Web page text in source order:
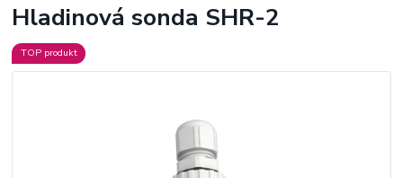
Hladinová sonda SHR-2
TOP produkt